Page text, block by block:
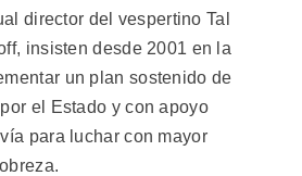
director del vespertino Tal
insisten desde 2001 en la
un plan sostenido de
el Estado y con apoyo
para luchar con mayor